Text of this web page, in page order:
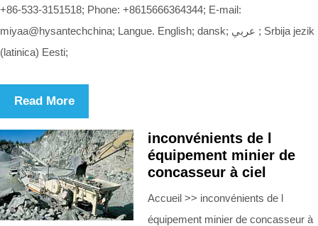
+86-533-3151518; Phone: +8615666364344; E-mail:
miyaa@hysantechchina; Langue. English; dansk; عربي ; Srbija jezik
(latinica) Eesti;
Read More
inconvénients de l
équipement minier de
concasseur à ciel
Accueil >> inconvénients de l
équipement minier de concasseur à